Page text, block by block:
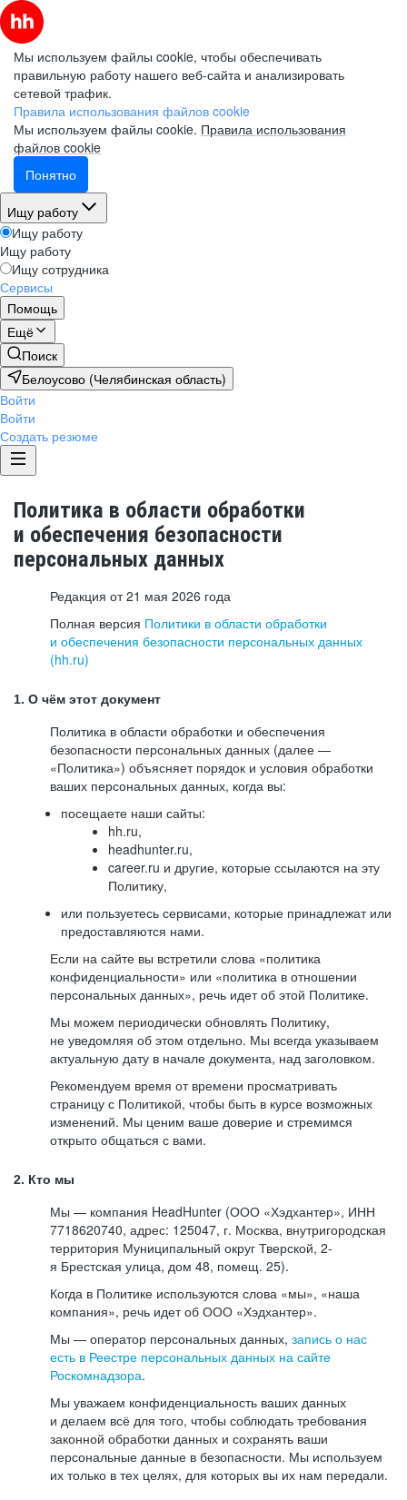
Мы используем файлы cookie, чтобы обеспечивать
правильную работу нашего веб-сайта и анализировать
сетевой трафик.
Правила использования файлов cookie
Мы используем файлы cookie. Правила использования
файлов cookie
Понятно
Ищу работу
Ищу работу
Ищу работу
Ищу сотрудника
Сервисы
Помощь
Ещё
Поиск
Белоусово (Челябинская область)
Войти
Войти
Создать резюме
Политика в области обработки
и обеспечения безопасности
персональных данных
Редакция от 21 мая 2026 года
Полная версия Политики в области обработки
и обеспечения безопасности персональных данных
(hh.ru)
1. О чём этот документ
Политика в области обработки и обеспечения
безопасности персональных данных (далее —
«Политика») объясняет порядок и условия обработки
ваших персональных данных, когда вы:
посещаете наши сайты:
hh.ru,
headhunter.ru,
career.ru и другие, которые ссылаются на эту
Политику,
или пользуетесь сервисами, которые принадлежат или
предоставляются нами.
Если на сайте вы встретили слова «политика
конфиденциальности» или «политика в отношении
персональных данных», речь идет об этой Политике.
Мы можем периодически обновлять Политику,
не уведомляя об этом отдельно. Мы всегда указываем
актуальную дату в начале документа, над заголовком.
Рекомендуем время от времени просматривать
страницу с Политикой, чтобы быть в курсе возможных
изменений. Мы ценим ваше доверие и стремимся
открыто общаться с вами.
2. Кто мы
Мы — компания HeadHunter (ООО «Хэдхантер», ИНН
7718620740, адрес: 125047, г. Москва, внутригородская
территория Муниципальный округ Тверской, 2-
я Брестская улица, дом 48, помещ. 25).
Когда в Политике используются слова «мы», «наша
компания», речь идет об ООО «Хэдхантер».
Мы — оператор персональных данных, запись о нас
есть в Реестре персональных данных на сайте
Роскомнадзора.
Мы уважаем конфиденциальность ваших данных
и делаем всё для того, чтобы соблюдать требования
законной обработки данных и сохранять ваши
персональные данные в безопасности. Мы используем
их только в тех целях, для которых вы их нам передали.